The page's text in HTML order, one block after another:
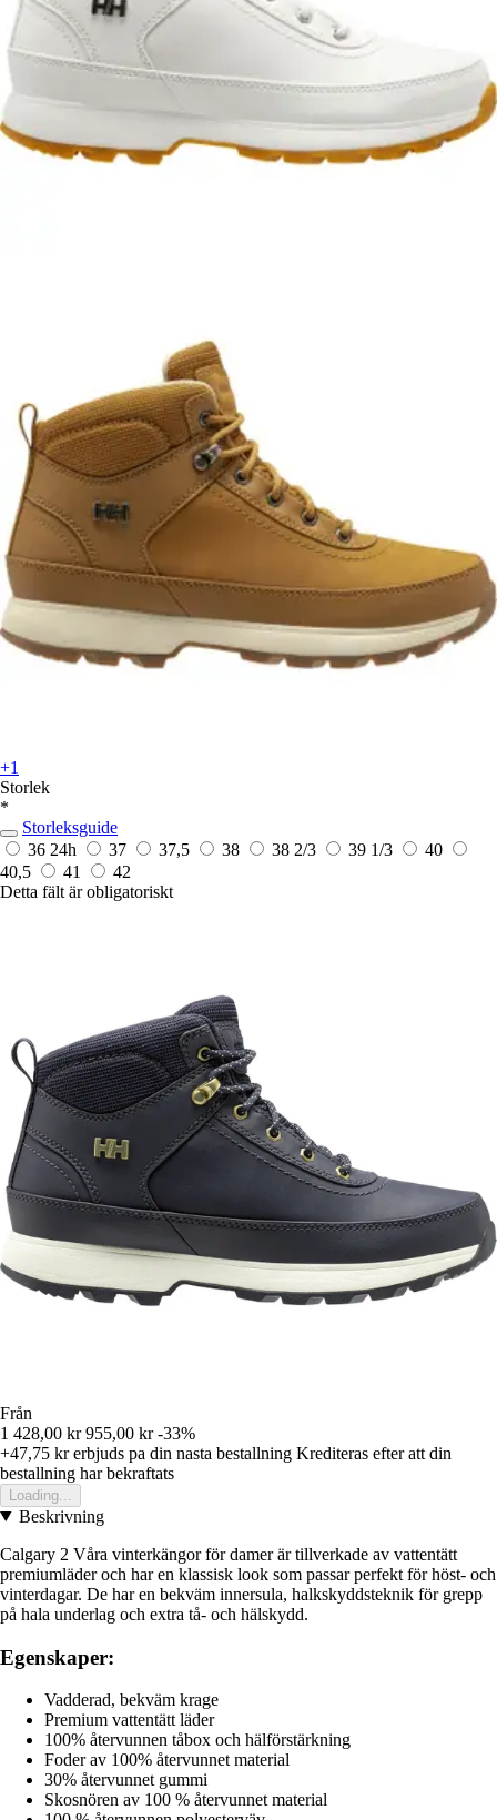
+1
Storlek
*
Storleksguide
36 24h 37 37,5 38 38 2/3 39 1/3
40
40,5
41
42
Detta fält är obligatoriskt
Från
1 428,00 kr 955,00 kr -33%
+47,75 krerbjuds pa din nasta bestallning Krediteras efter att din
bestallning har bekraftats
Loading...
Beskrivning
Calgary 2 Våra vinterkängor för damer är tillverkade av vattentätt
premiumläder och har en klassisk look som passar perfekt för höst- och
vinterdagar. De har en bekväm innersula, halkskyddsteknik för grepp
på hala underlag och extra tå- och hälskydd.
Egenskaper:
Vadderad, bekväm krage
Premium vattentätt läder
100% återvunnen tåbox och hälförstärkning
Foder av 100% återvunnet material
30% återvunnet gummi
Skosnören av 100 % återvunnet material